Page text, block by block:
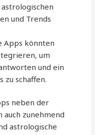
und Trends
Apps könnten
um
und ein
schaffen.
neben der
zunehmend
astrologische